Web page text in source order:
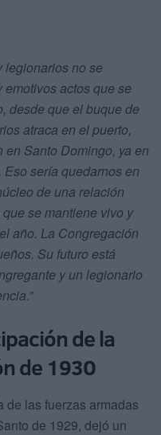
legionarios no se
actos que se
desde que el buque de
atraca en el puerto,
Santo Domingo, ya en
sería quedarnos en
de una relación
se mantiene vivo y
año. La Congregación
Su futuro está
y un legionario
de la
de 1930
de las fuerzas armadas
de 1929, dejó un